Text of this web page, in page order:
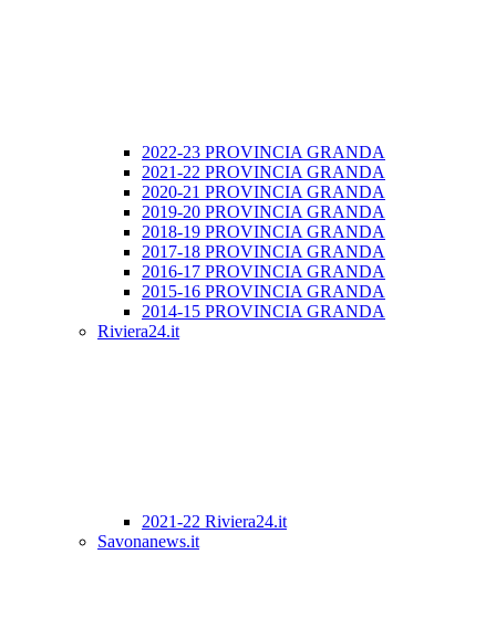
2022-23 PROVINCIA GRANDA
2021-22 PROVINCIA GRANDA
2020-21 PROVINCIA GRANDA
2019-20 PROVINCIA GRANDA
2018-19 PROVINCIA GRANDA
2017-18 PROVINCIA GRANDA
2016-17 PROVINCIA GRANDA
2015-16 PROVINCIA GRANDA
2014-15 PROVINCIA GRANDA
Riviera24.it
2021-22 Riviera24.it
Savonanews.it